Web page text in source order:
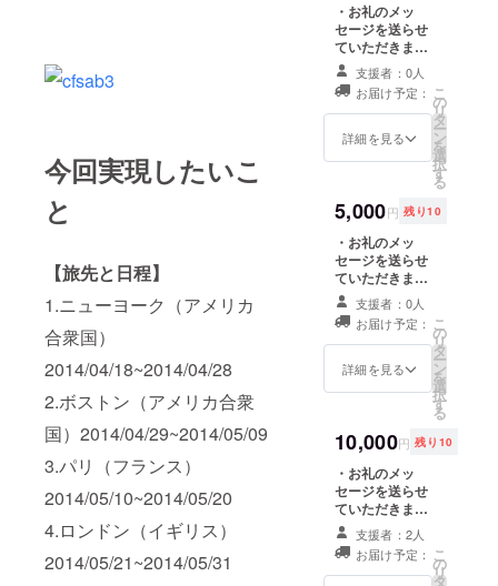
今回実現したいこ
と
【旅先と日程】
1.ニューヨーク（アメリカ
合衆国）
2014/04/18~2014/04/28
2.ボストン（アメリカ合衆
国）2014/04/29~2014/05/09
3.パリ（フランス）
2014/05/10~2014/05/20
4.ロンドン（イギリス）
2014/05/21~2014/05/31
・お礼のメッ
セージを送らせ
ていただきま
す。 ・お礼の電
話をさせていた
だきます。 ・オ
リジナルポスト
カード直筆サイ
にして送らせて
いただきます。
支援者：0人
お届け予定：
詳細を見る
こ
の
リ
タ
ー
ン
を
選
択
す
る
5,000円 残り10
・お礼のメッ
セージを送らせ
ていただきま
す。 ・お礼の電
話をさせていた
だきます。 ・オ
リジナルポスト
カードを直筆サ
す。 ・電子書籍
版のものを製本
にして送らせて
いただきます。
・写真集巻末に
協力者としてお
名前掲載させて
いただきます。
企業名掲載（企
支援者：0人
お届け予定：
詳細を見る
こ
の
リ
タ
ー
ン
を
選
択
す
る
10,000円 残り10
・お礼のメッ
セージを送らせ
ていただきま
す。 ・お礼の電
話をさせていた
だきます。 ・オ
リジナルポスト
支援者：2人
お届け予定： こ
の
リ
タ